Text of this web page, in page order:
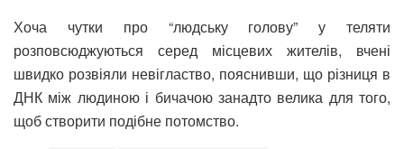
Хоча чутки про “людську голову” у теляти
розповсюджуються серед місцевих жителів, вчені
швидко розвіяли невігластво, пояснивши, що різниця в
ДНК між людиною і бичачою занадто велика для того,
щоб створити подібне потомство.